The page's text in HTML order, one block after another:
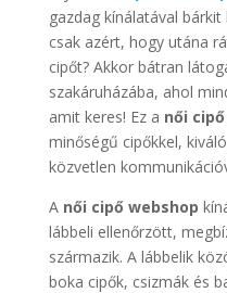
gazdag kínálatával
csak azért, hogy utána
cipőt? Akkor bátran
szakáruházába, ahol
amit keres! Ez a női
minőségű cipőkkel,
közvetlen
A női cipő webshop
lábbeli ellenőrzött,
származik. A lábbelik
boka cipők, csizmák és